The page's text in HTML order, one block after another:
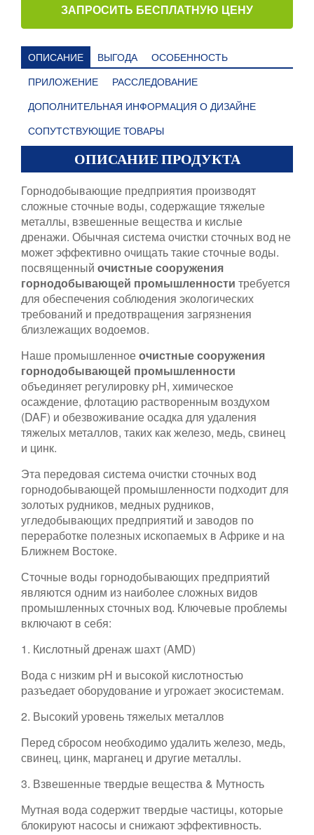
ЗАПРОСИТЬ БЕСПЛАТНУЮ ЦЕНУ
ОПИСАНИЕ ВЫГОДА
ОСОБЕННОСТЬ
ПРИЛОЖЕНИЕ
РАССЛЕДОВАНИЕ
ДОПОЛНИТЕЛЬНАЯ ИНФОРМАЦИЯ О ДИЗАЙНЕ
СОПУТСТВУЮЩИЕ ТОВАРЫ
ОПИСАНИЕ ПРОДУКТА
Горнодобывающие предприятия производят
сложные сточные воды, содержащие тяжелые
металлы, взвешенные вещества и кислые
дренажи. Обычная система очистки сточных вод не
может эффективно очищать такие сточные воды.
посвященный очистные сооружения
горнодобывающей промышленности требуется
для обеспечения соблюдения экологических
требований и предотвращения загрязнения
близлежащих водоемов.
Наше промышленноеочистные сооружения
горнодобывающей промышленности
объединяет регулировку pH, химическое
осаждение, флотацию растворенным воздухом
(DAF) и обезвоживание осадка для удаления
тяжелых металлов, таких как железо, медь, свинец
и цинк.
Эта передовая система очистки сточных вод
горнодобывающей промышленности подходит для
золотых рудников, медных рудников,
угледобывающих предприятий и заводов по
переработке полезных ископаемых в Африке и на
Ближнем Востоке.
Сточные воды горнодобывающих предприятий
являются одним из наиболее сложных видов
промышленных сточных вод. Ключевые проблемы
включают в себя:
1. Кислотный дренаж шахт (AMD)
Вода с низким pH и высокой кислотностью
разъедает оборудование и угрожает экосистемам.
2. Высокий уровень тяжелых металлов
Перед сбросом необходимо удалить железо, медь,
свинец, цинк, марганец и другие металлы.
3. Взвешенные твердые вещества & Мутность
Мутная вода содержит твердые частицы, которые
блокируют насосы и снижают эффективность.